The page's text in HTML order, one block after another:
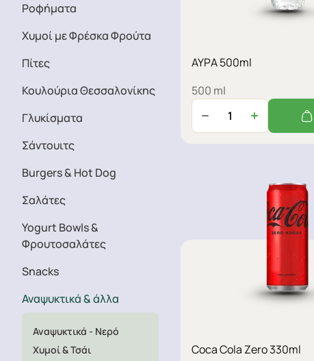
Ροφήματα
Χυμοί με Φρέσκα Φρούτα
Πίτες
Κουλούρια Θεσσαλονίκης
Γλυκίσματα
Σάντουιτς
Burgers & Hot Dog
Σαλάτες
Yogurt Bowls &
Φρουτοσαλάτες
Snacks
Αναψυκτικά & άλλα
Αναψυκτικά - Νερό
Χυμοί & Τσάι
ΑΥΡΑ 500ml
500 ml
Coca Cola Zero 330ml